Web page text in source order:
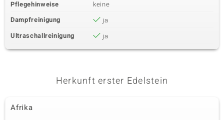
Pflegehinweise
keine
Dampfreinigung
ja
Ultraschallreinigung
ja
Herkunft erster Edelstein
Afrika